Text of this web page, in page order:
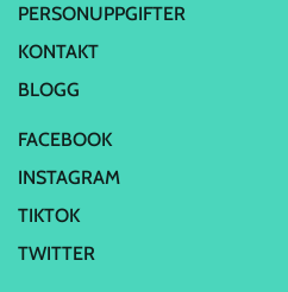
PERSONUPPGIFTER
KONTAKT
BLOGG
FACEBOOK
INSTAGRAM
TIKTOK
TWITTER